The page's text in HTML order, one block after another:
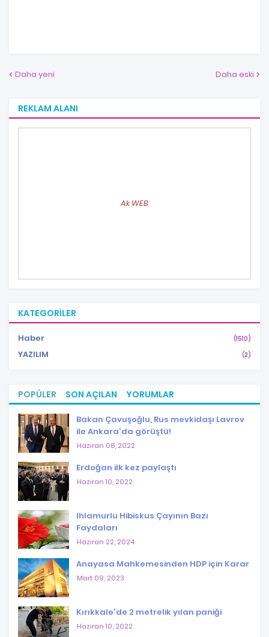
Daha yeni Daha eski
REKLAM ALANI
Ak WEB
KATEGORILER
Haber (1510)
YAZILIM (2)
POPÜLER SON AÇILAN YORUMLAR
Bakan Çavuşoğlu, Rus mevkidaşı Lavrov
ile Ankara'da görüştü!
Haziran 08, 2022
Erdoğan ilk kez paylaştı
Haziran 10, 2022
Ihlamurlu Hibiskus Çayının Bazı
Faydaları
Haziran 22, 2024
Anayasa Mahkemesinden HDP için Karar
Mart 09, 2023
Kırıkkale'de 2 metrelik yılan paniği
Haziran 10, 2022